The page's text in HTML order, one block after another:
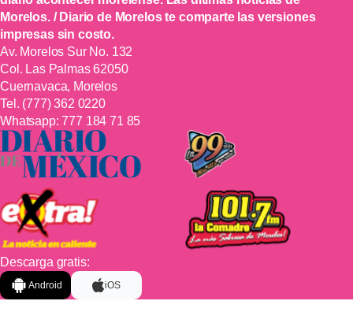
Morelos. / Diario de Morelos te comparte las versiones
impresas sin costo.
Av. Morelos Sur No. 132
Col. Las Palmas 62050
Cuernavaca, Morelos
Tel. (777) 362 0220
Whatsapp:777 184 71 85
Descarga gratis:
Android iOS